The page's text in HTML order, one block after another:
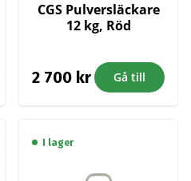
CGS Pulversläckare
12 kg, Röd
2 700 kr Gå till
I lager